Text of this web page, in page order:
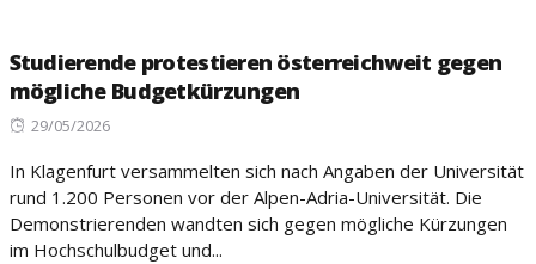
Studierende protestieren österreichweit gegen
mögliche Budgetkürzungen
Posted
29/05/2026
In Klagenfurt versammelten sich nach Angaben der Universität
rund 1.200 Personen vor der Alpen-Adria-Universität. Die
Demonstrierenden wandten sich gegen mögliche Kürzungen
im Hochschulbudget und...